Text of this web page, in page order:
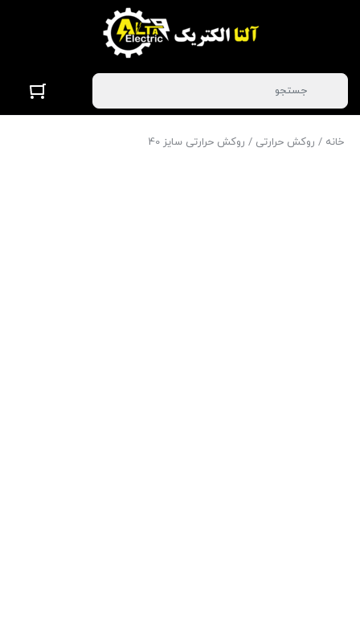
خانه / روکش حرارتی / روکش حرارتی سایز 40